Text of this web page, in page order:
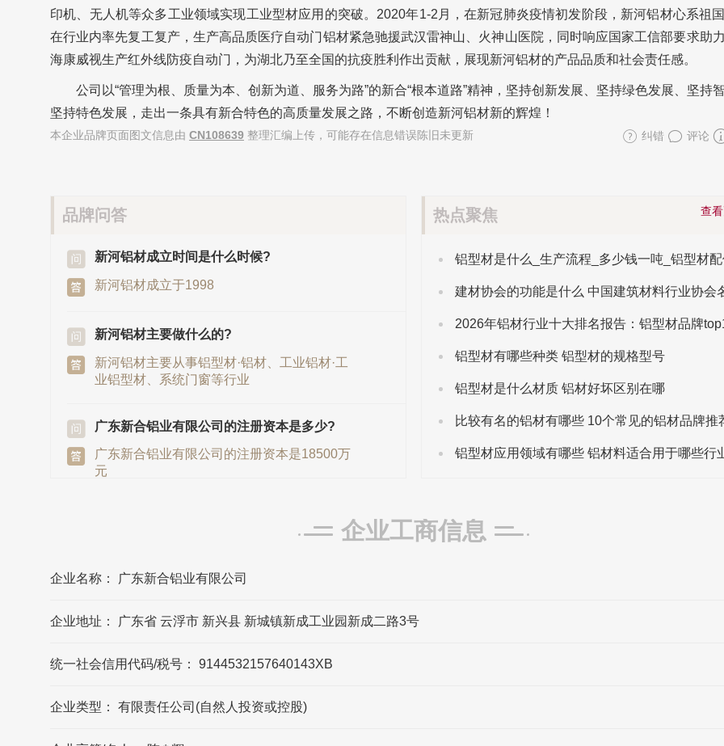
印机、无人机等众多工业领域实现工业型材应用的突破。2020年1-2月，在新冠肺炎疫情初发阶段，新河铝材心系祖
在行业内率先复工复产，生产高品质医疗自动门铝材紧急驰援武汉雷神山、火神山医院，同时响应国家工信部要求助
海康威视生产红外线防疫自动门，为湖北乃至全国的抗疫胜利作出贡献，展现新河铝材的产品品质和社会责任感。
公司以“管理为根、质量为本、创新为道、服务为路”的新合“根本道路”精神，坚持创新发展、坚持绿色发展、坚持
坚持特色发展，走出一条具有新合特色的高质量发展之路，不断创造新河铝材新的辉煌！
本企业品牌页面图文信息由 CN108639 整理汇编上传，可能存在信息错误陈旧未更新 纠错 评论
品牌问答
新河铝材成立时间是什么时候?
新河铝材成立于1998
新河铝材主要做什么的?
新河铝材主要从事铝型材·铝材、工业铝材·工
业铝型材、系统门窗等行业
广东新合铝业有限公司的注册资本是多少?
广东新合铝业有限公司的注册资本是18500万
元
广东新合铝业有限公司的法定代表人是陈炳
新河铝材官网公布的联系方式是0766-
查
热点聚焦
建材协会的功能是什么 中国建筑材料行业协会
2026年铝材行业十大排名报告：铝型材品牌
铝型材有哪些种类 铝型材的规格型号
铝型材是什么材质 铝材好坏区别在哪
比较有名的铝材有哪些 10个常见的铝材品牌推
铝型材应用领域有哪些 铝材料适合用于哪些行
企业工商信息
企业名称： 广东新合铝业有限公司
企业地址： 广东省 云浮市 新兴县 新城镇新成工业园新成二路3号
统一社会信用代码/税号： 9144532157640143XB
企业类型： 有限责任公司(自然人投资或控股)